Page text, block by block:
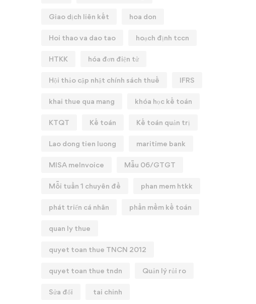
Giao dịch liên kết hoa don
Hoi thao va dao tao hoạch định tccn
HTKK hóa đơn điện tử
Hội thảo cập nhật chính sách thuế IFRS
khai thue qua mang khóa học kế toán
KTQT Kế toán Kế toán quản trị
Lao dong tien luong maritime bank
MISA meInvoice Mẫu 06/GTGT
Mỗi tuần 1 chuyên đề phan mem htkk
phát triển cá nhân phần mềm kế toán
quan ly thue
quyet toan thue TNCN 2012
quyet toan thue tndn Quản lý rủi ro
Sửa đổi tai chinh